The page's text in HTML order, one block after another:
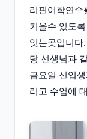
리핀어학연수
키울수 있도
잇는곳입니다
당 선생님과
금요일 신입
리고 수업에